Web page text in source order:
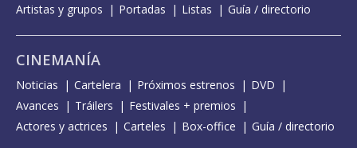
Artistas y grupos
Portadas Listas Guía / directorio
CINEMANÍA
Noticias Cartelera Próximos estrenos
DVD
Avances
Tráilers
Festivales + premios
Actores y actrices
Carteles Box-office Guía / directorio